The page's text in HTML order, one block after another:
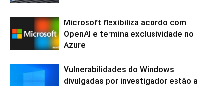
Microsoft flexibiliza acordo com
OpenAI e termina exclusividade no
Azure
Vulnerabilidades do Windows
divulgadas por investigador estão a